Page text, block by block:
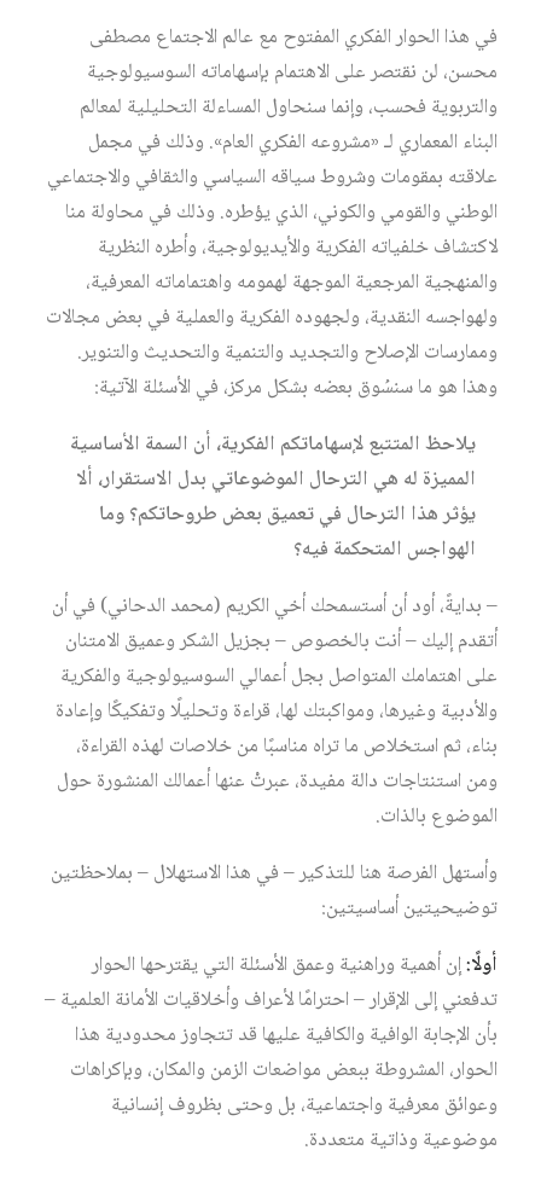
في هذا الحوار الفكري المفتوح مع عالم الاجتماع مصطفى
محسن، لن نقتصر على الاهتمام بإسهاماته السوسيولوجية
والتربوية فحسب، وإنما سنحاول المساءلة التحليلية لمعالم
البناء المعماري لـ «مشروعه الفكري العام». وذلك في مجمل
علاقته بمقومات وشروط سياقه السياسي والثقافي والاجتماعي
الوطني والقومي والكوني، الذي يؤطره. وذلك في محاولة منا
لاكتشاف خلفياته الفكرية والأيديولوجية، وأطره النظرية
والمنهجية المرجعية الموجهة لهمومه واهتماماته المعرفية،
ولهواجسه النقدية، ولجهوده الفكرية والعملية في بعض مجالات
وممارسات الإصلاح والتجديد والتنمية والتحديث والتنوير.
وهذا هو ما سنسُوق بعضه بشكل مركز، في الأسئلة الآتية:
يلاحظ المتتبع لإسهاماتكم الفكرية، أن السمة الأساسية
المميزة له هي الترحال الموضوعاتي بدل الاستقرار، ألا
يؤثر هذا الترحال في تعميق بعض طروحاتكم؟ وما
الهواجس المتحكمة فيه؟
– بدايةً، أود أن أستسمحك أخي الكريم (محمد الدحاني) في أن
أتقدم إليك – أنت بالخصوص – بجزيل الشكر وعميق الامتنان
على اهتمامك المتواصل بجل أعمالي السوسيولوجية والفكرية
والأدبية وغيرها، ومواكبتك لها، قراءة وتحليلًا وتفكيكًا وإعادة
بناء، ثم استخلاص ما تراه مناسبًا من خلاصات لهذه القراءة،
ومن استنتاجات دالة مفيدة، عبرتْ عنها أعمالك المنشورة حول
الموضوع بالذات.
وأستهل الفرصة هنا للتذكير – في هذا الاستهلال – بملاحظتين
توضيحيتين أساسيتين:
أولًا:إن أهمية وراهنية وعمق الأسئلة التي يقترحها الحوار
تدفعني إلى الإقرار – احترامًا لأعراف وأخلاقيات الأمانة العلمية –
بأن الإجابة الوافية والكافية عليها قد تتجاوز محدودية هذا
الحوار، المشروطة ببعض مواضعات الزمن والمكان، وبإكراهات
وعوائق معرفية واجتماعية، بل وحتى بظروف إنسانية
موضوعية وذاتية متعددة.